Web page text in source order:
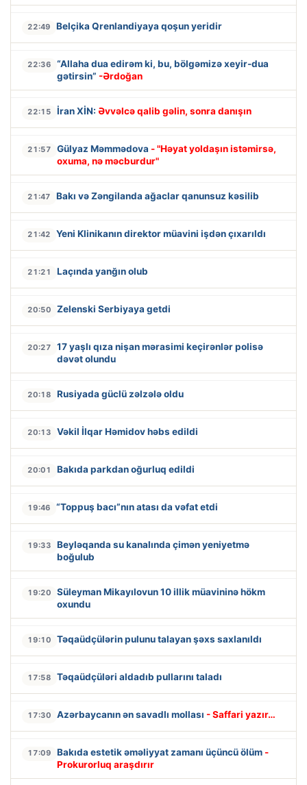
22:49 Belçika Qrenlandiyaya qoşun yeridir
22:36
“Allaha dua edirəm ki, bu, bölgəmizə xeyir-dua
gətirsin” -Ərdoğan
22:15 İran XİN: Əvvəlcə qalib gəlin, sonra danışın
21:57 Gülyaz Məmmədova - "Həyat yoldaşın istəmirsə,
oxuma, nə məcburdur"
21:47 Bakı və Zəngilanda ağaclar qanunsuz kəsilib
21:42 Yeni Klinikanın direktor müavini işdən çıxarıldı
21:21 Laçında yanğın olub
20:50 Zelenski Serbiyaya getdi
20:27
17 yaşlı qıza nişan mərasimi keçirənlər polisə
dəvət olundu
20:18 Rusiyada güclü zəlzələ oldu
20:13 Vəkil İlqar Həmidov həbs edildi
20:01 Bakıda parkdan oğurluq edildi
19:46 “Toppuş bacı”nın atası da vəfat etdi
19:33
Beyləqanda su kanalında çimən yeniyetmə
boğulub
19:20
Süleyman Mikayılovun 10 illik müavininə hökm
oxundu
19:10 Təqaüdçülərin pulunu talayan şəxs saxlanıldı
17:58 Təqaüdçüləri aldadıb pullarını taladı
17:30 Azərbaycanın ən savadlı mollası - Saffari yazır…
17:09 Bakıda estetik əməliyyat zamanı üçüncü ölüm -
Prokurorluq araşdırır